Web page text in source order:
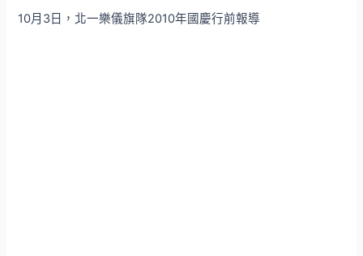
10月3日，北一樂儀旗隊2010年國慶行前報導